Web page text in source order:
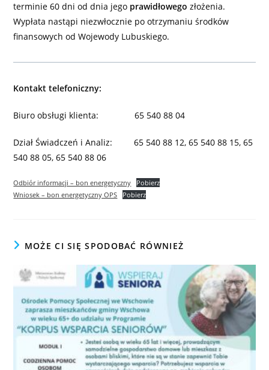
terminie 60 dni od dnia jego prawidłowegozłożenia.
Wypłata nastąpi niezwłocznie po otrzymaniu środków
finansowych od Wojewody Lubuskiego.
Kontakt telefoniczny:
Biuro obsługi klienta: 65 540 88 04
Dział Świadczeń i Analiz: 65 540 88 12, 65 540 88 15, 65
540 88 05, 65 540 88 06
Odbiór informacji – bon energetyczny
Pobierz
Wniosek – bon energetyczny OPS
Pobierz
MOŻE CI SIĘ SPODOBAĆ RÓWNIEŻ